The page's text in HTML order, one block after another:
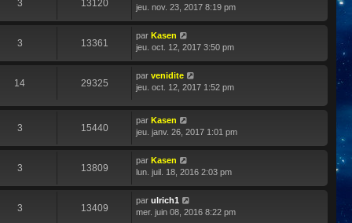
3 13120
jeu. nov. 23, 2017 8:19 pm
3 13361
par Kasen
jeu. oct. 12, 2017 3:50 pm
14 29325
par venidite
jeu. oct. 12, 2017 1:52 pm
3 15440
par Kasen
jeu. janv. 26, 2017 1:01 pm
3 13809
par Kasen
lun. juil. 18, 2016 2:03 pm
3 13409
par ulrich1
mer. juin 08, 2016 8:22 pm